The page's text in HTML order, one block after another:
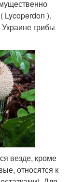
Lycoperdon ).
Украине грибы
везде, кроме
относятся к